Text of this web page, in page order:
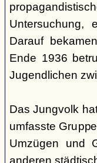
Untersuchung,
Darauf
Ende 1936
Jugendlichen
Das Jungvolk
umfasste
Umzügen und
anderen